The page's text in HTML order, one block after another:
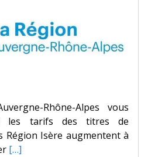
Rhône-Alpes vous
les tarifs des titres de
Région Isère augmentent à
[…]